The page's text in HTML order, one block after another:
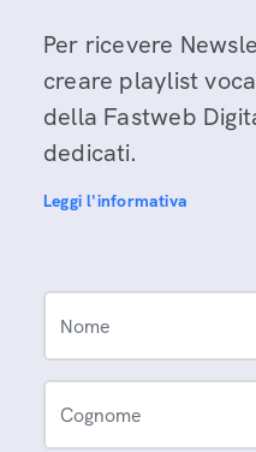
Per ricevere
creare playlist
della Fastweb
dedicati.
Leggi l'informativa
Nome
Cognome